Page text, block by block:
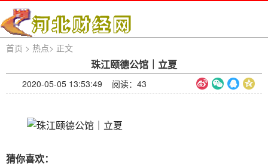
首页 > 热点> 正文
珠江颐德公馆｜立夏
2020-05-05 13:53:49 阅读： 43
猜你喜欢：